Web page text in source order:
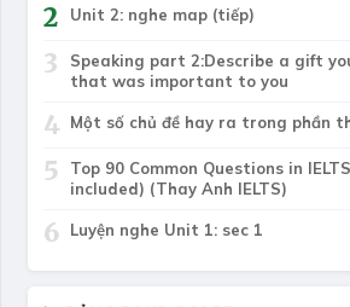
2 Unit 2: nghe map (tiếp)
3
Speaking part 2:Describe a gift
that was important to you
4 Một số chủ đề hay ra trong phần
5
Top 90 Common Questions in
included) (Thay Anh IELTS)
6 Luyện nghe Unit 1: sec 1